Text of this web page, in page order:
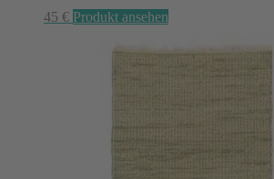
45 € Produkt ansehen